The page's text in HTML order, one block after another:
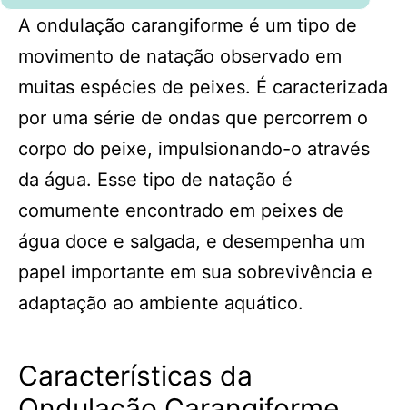
A ondulação carangiforme é um tipo de
movimento de natação observado em
muitas espécies de peixes. É caracterizada
por uma série de ondas que percorrem o
corpo do peixe, impulsionando-o através
da água. Esse tipo de natação é
comumente encontrado em peixes de
água doce e salgada, e desempenha um
papel importante em sua sobrevivência e
adaptação ao ambiente aquático.
Características da